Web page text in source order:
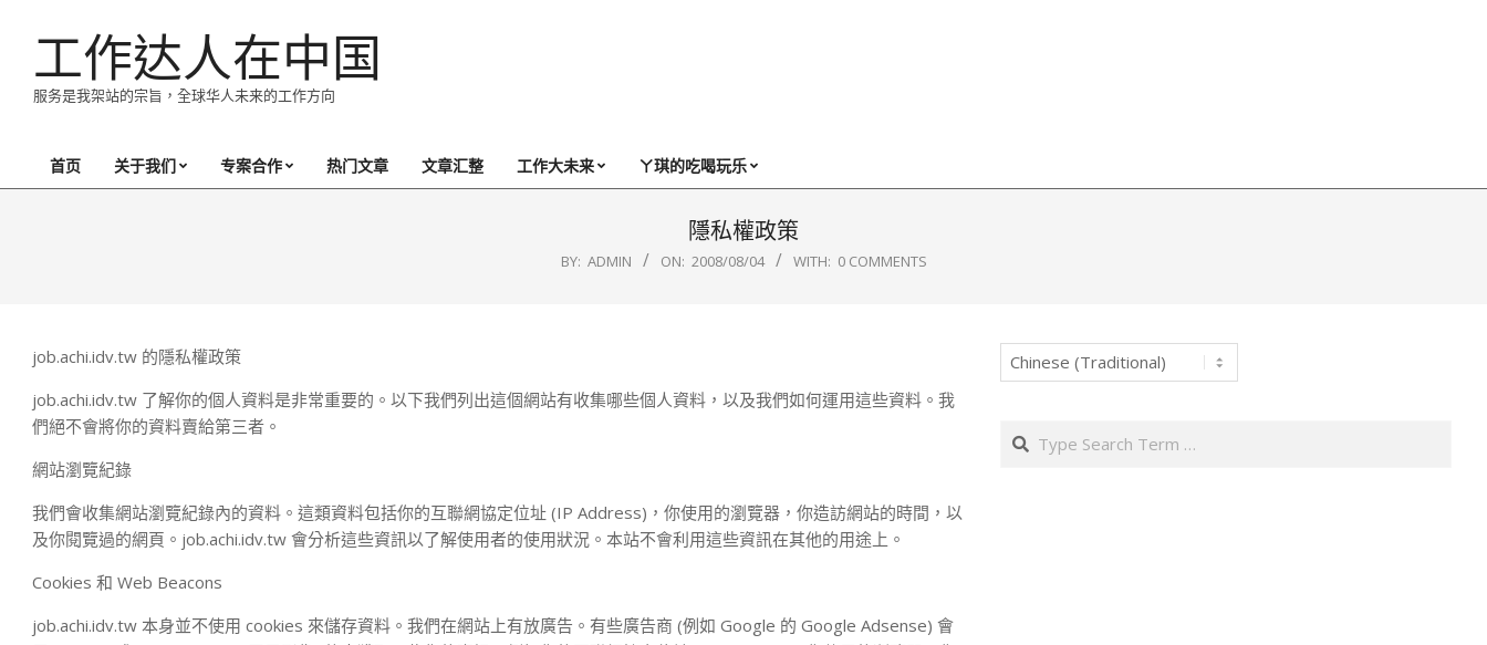
工作达人在中国
服务是我架站的宗旨，全球华人未来的工作方向
Primary
首页 关于我们 专案合作 热门文章 文章汇整 工作大未来 ㄚ琪的吃喝玩乐
隱私權政策
BY: ADMIN ON: 2008/08/04 WITH: 0 COMMENTS
job.achi.idv.tw 的隱私權政策
job.achi.idv.tw 了解你的個人資料是非常重要的。以下我們列出這個網站有收集哪些個人資料，以及我們如何運用這些資料。我
們絕不會將你的資料賣給第三者。
網站瀏覽紀錄
我們會收集網站瀏覽紀錄內的資料。這類資料包括你的互聯網協定位址 (IP Address)，你使用的瀏覽器，你造訪網站的時間，以
及你閱覽過的網頁。job.achi.idv.tw 會分析這些資訊以了解使用者的使用狀況。本站不會利用這些資訊在其他的用途上。
Cookies 和 Web Beacons
job.achi.idv.tw 本身並不使用 cookies 來儲存資料。我們在網站上有放廣告。有些廣告商 (例如 Google 的 Google Adsense) 會
Search